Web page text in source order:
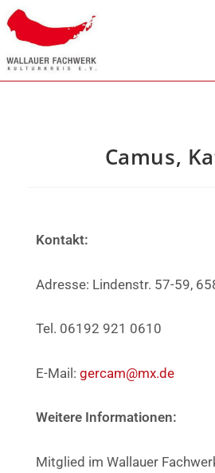
Camus,
Kontakt:
Adresse: Lindenstr. 57-59,
Tel. 06192 921 0610
E-Mail: gercam@mx.de
Weitere Informationen:
Mitglied im Wallauer